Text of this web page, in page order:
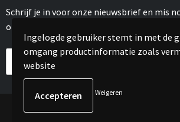
Schrijf je in voor onze nieuwsbrief en mis
onze leuke aanbiedingen of updates.
© Copyright Meroh 2022
Ingelogde gebruiker stemt in met de
omgang productinformatie zoals
website
Weigeren